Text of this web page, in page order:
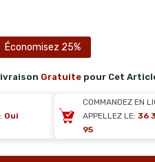
Économisez 25%
Gratuite pour Cet
Oui
COMMANDEZ EN
APPELLEZ LE: 36
95